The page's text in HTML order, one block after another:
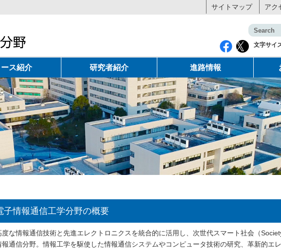
サイトマップ アク
文字サイ
ス紹介 研究者紹介 進路情報
子情報通信工学分野の概要
度な情報通信技術と先進エレクトロニクスを統合的に活用し、次世代スマート社会（
報通信分野。情報工学を駆使した情報通信システムやコンピュータ技術の研究、革新的エ